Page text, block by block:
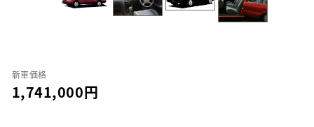
新車価格
1,741,000